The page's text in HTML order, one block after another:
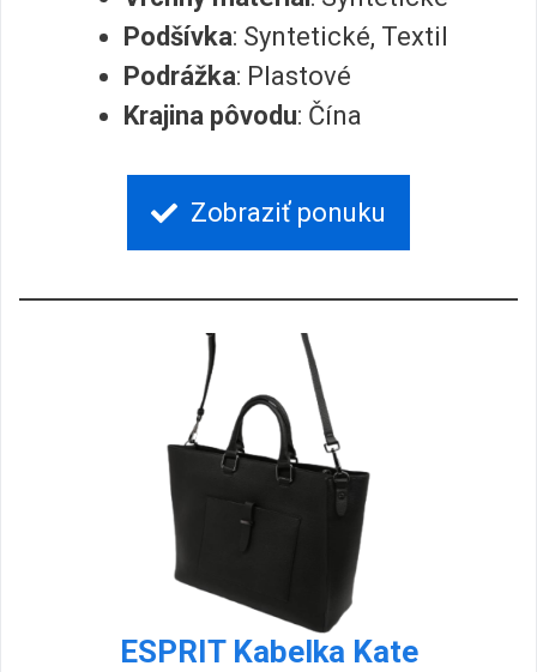
Podšívka: Syntetické, Textil
Podrážka: Plastové
Krajina pôvodu: Čína
Zobraziť ponuku
ESPRIT Kabelka Kate